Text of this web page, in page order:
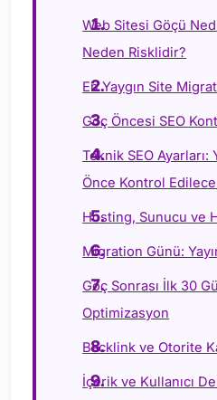
Web Sitesi Göçü
Neden Risklidir?
En Yaygın Site
Göç Öncesi SEO
Teknik SEO Ayarları:
Önce Kontrol
Hosting, Sunucu ve
Migration Günü:
Göç Sonrası İlk 30
Optimizasyon
Backlink ve Otorite
İçerik ve Kullanıcı